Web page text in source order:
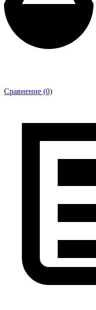
Сравнение (0)